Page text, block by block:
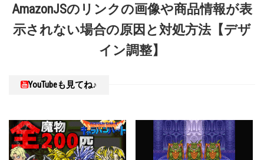
AmazonJSのリンクの画像や商品情報が表
示されない場合の原因と対処方法【デザ
イン調整】
YouTubeも見てね♪